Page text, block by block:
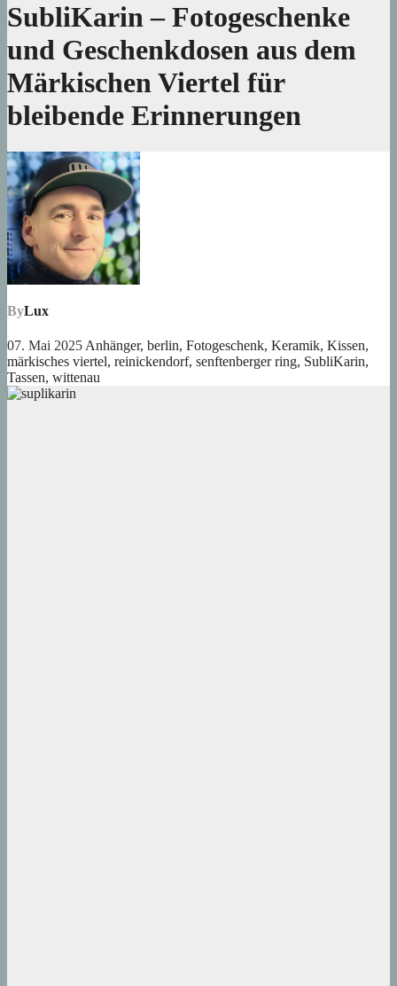
SubliKarin – Fotogeschenke
und Geschenkdosen aus dem
Märkischen Viertel für
bleibende Erinnerungen
ByLux
07. Mai 2025Anhänger, berlin, Fotogeschenk, Keramik, Kissen,
märkisches viertel, reinickendorf, senftenberger ring, SubliKarin,
Tassen, wittenau